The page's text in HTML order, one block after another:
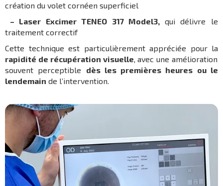
création du volet cornéen superficiel
– Laser Excimer TENEO 317 Model3, qui délivre le
traitement correctif
Cette technique est particulièrement appréciée pour la
rapidité de récupération visuelle, avec une amélioration
souvent perceptible dès les premières heures ou le
lendemain de l’intervention.